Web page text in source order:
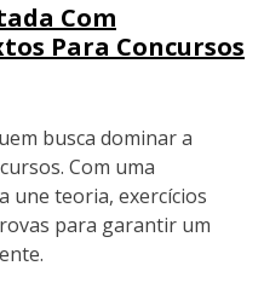
Com
Para Concursos
busca dominar a
Com uma
une teoria, exercícios
para garantir um